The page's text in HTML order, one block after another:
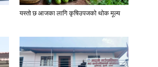
यस्तो छ आजका लागि कृषिउपजको थोक मूल्य